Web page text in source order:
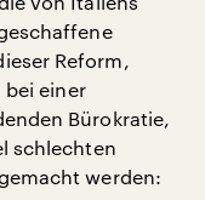
Reform,
einer
Bürokratie,
schlechten
werden: